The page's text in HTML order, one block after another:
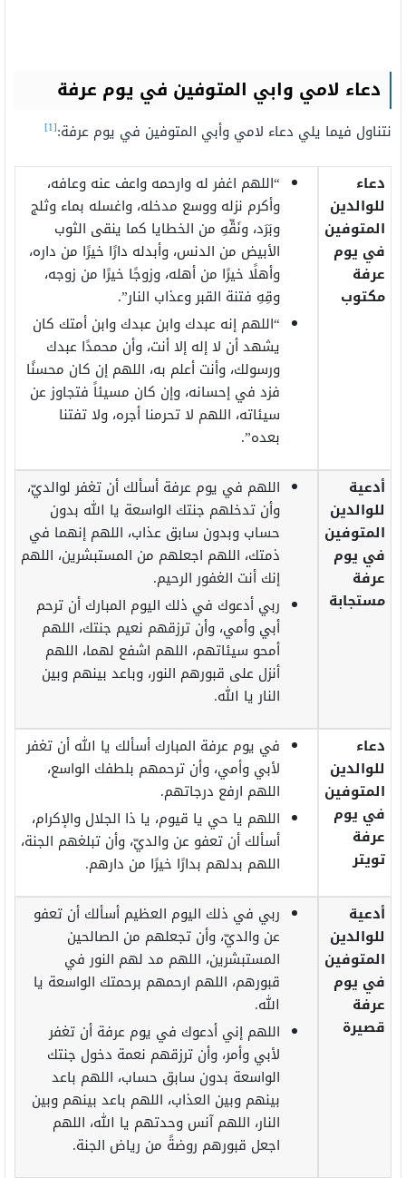
دعاء لامي وابي المتوفين في يوم عرفة
نتناول فيما يلي دعاء لامي وأبي المتوفين في يوم عرفة:[1]
دعاء
للوالدين
المتوفين
في يوم
عرفة
مكتوب
“اللهم اغفر له وارحمه واعف عنه وعافه،
وأكرم نزله ووسع مدخله، واغسله بماء وثلج
وبَرَد، ونَقِّهِ من الخطايا كما ينقى الثوب
الأبيض من الدنس، وأبدله دارًا خيرًا من داره،
وأهلًا خيرًا من أهله، وزوجًا خيرًا من زوجه،
وقِهِ فتنة القبر وعذاب النار”.
“اللهم إنه عبدك وابن عبدك وابن أمتك كان
يشهد أن لا إله إلا أنت، وأن محمدًا عبدك
ورسولك، وأنت أعلم به، اللهم إن كان محسنًا
فزد في إحسانه، وإن كان مسيئاً فتجاوز عن
سيئاته، اللهم لا تحرمنا أجره، ولا تفتنا
بعده”.
أدعية
للوالدين
المتوفين
في يوم
عرفة
مستجابة
اللهم في يوم عرفة أسألك أن تغفر لوالديّ،
وأن تدخلهم جنتك الواسعة يا الله بدون
حساب وبدون سابق عذاب، اللهم إنهما في
ذمتك، اللهم اجعلهم من المستبشرين، اللهم
إنك أنت الغفور الرحيم.
ربي أدعوك في ذلك اليوم المبارك أن ترحم
أبي وأمي، وأن ترزقهم نعيم جنتك، اللهم
أمحو سيئاتهم، اللهم اشفع لهما، اللهم
أنزل على قبورهم النور، وباعد بينهم وبين
النار يا الله.
دعاء
للوالدين
المتوفين
في يوم
عرفة
تويتر
في يوم عرفة المبارك أسألك يا الله أن تغفر
لأبي وأمي، وأن ترحمهم بلطفك الواسع،
اللهم ارفع درجاتهم.
اللهم يا حي يا قيوم، يا ذا الجلال والإكرام،
أسألك أن تعفو عن والديّ، وأن تبلغهم الجنة،
اللهم بدلهم بدارًا خيرًا من دارهم.
أدعية
للوالدين
المتوفين
في يوم
عرفة
قصيرة
ربي في ذلك اليوم العظيم أسألك أن تعفو
عن والديّ، وأن تجعلهم من الصالحين
المستبشرين، اللهم مد لهم النور في
قبورهم، اللهم ارحمهم برحمتك الواسعة يا
الله.
اللهم إني أدعوك في يوم عرفة أن تغفر
لأبي وأمر، وأن ترزقهم نعمة دخول جنتك
الواسعة بدون سابق حساب، اللهم باعد
بينهم وبين العذاب، اللهم باعد بينهم وبين
النار، اللهم آنس وحدتهم يا الله، اللهم
اجعل قبورهم روضةً من رياض الجنة.